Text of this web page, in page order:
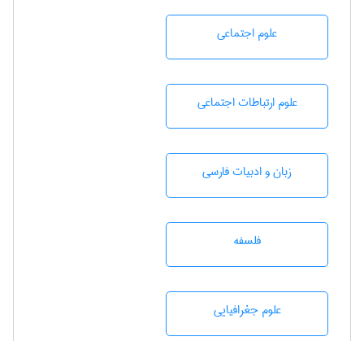
علوم اجتماعی
علوم ارتباطات اجتماعی
زبان و ادبيات فارسی
فلسفه
علوم جغرافيايی